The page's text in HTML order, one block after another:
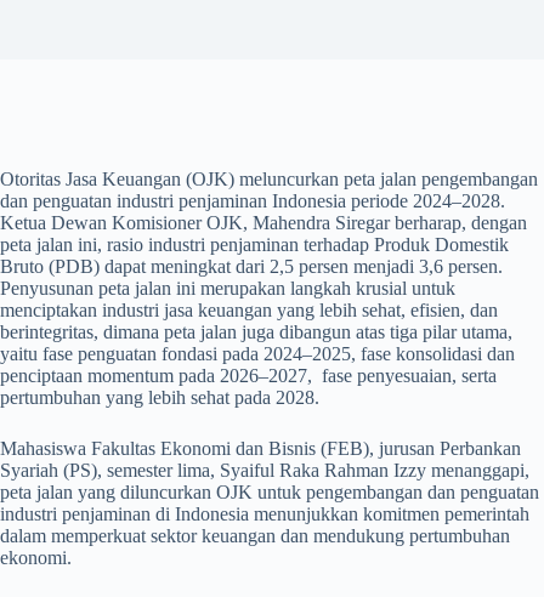
Otoritas Jasa Keuangan (OJK) meluncurkan peta jalan pengembangan
dan penguatan industri penjaminan Indonesia periode 2024–2028.
Ketua Dewan Komisioner OJK, Mahendra Siregar berharap, dengan
peta jalan ini, rasio industri penjaminan terhadap Produk Domestik
Bruto (PDB) dapat meningkat dari 2,5 persen menjadi 3,6 persen.
Penyusunan peta jalan ini merupakan langkah krusial untuk
menciptakan industri jasa keuangan yang lebih sehat, efisien, dan
berintegritas, dimana peta jalan juga dibangun atas tiga pilar utama,
yaitu fase penguatan fondasi pada 2024–2025, fase konsolidasi dan
penciptaan momentum pada 2026–2027, fase penyesuaian, serta
pertumbuhan yang lebih sehat pada 2028.
Mahasiswa Fakultas Ekonomi dan Bisnis (FEB), jurusan Perbankan
Syariah (PS), semester lima, Syaiful Raka Rahman Izzy menanggapi,
peta jalan yang diluncurkan OJK untuk pengembangan dan penguatan
industri penjaminan di Indonesia menunjukkan komitmen pemerintah
dalam memperkuat sektor keuangan dan mendukung pertumbuhan
ekonomi.